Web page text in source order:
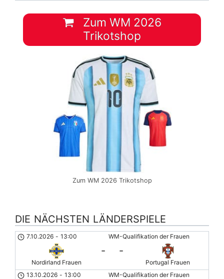
Zum WM 2026
Trikotshop
Zum WM 2026 Trikotshop
DIE NÄCHSTEN LÄNDERSPIELE
WM-Qualifikation der Frauen
7.10.2026 - 13:00
Nordirland Frauen
- -
Portugal Frauen
WM-Qualifikation der Frauen
13.10.2026 - 13:00